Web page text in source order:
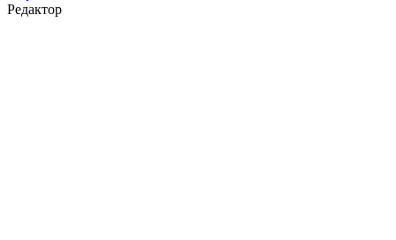
Редактор